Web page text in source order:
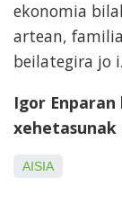
ekonomia
artean,
beilategira jo
Igor
xehetasunak
AISIA